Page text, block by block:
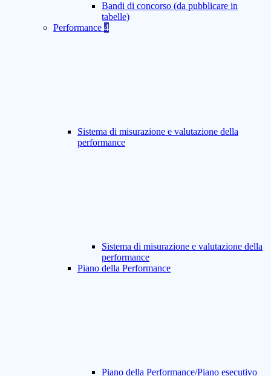
Bandi di concorso (da pubblicare in
tabelle)
Performance 4
Sistema di misurazione e valutazione della
performance
Sistema di misurazione e valutazione della
performance
Piano della Performance
Piano della Performance/Piano esecutivo